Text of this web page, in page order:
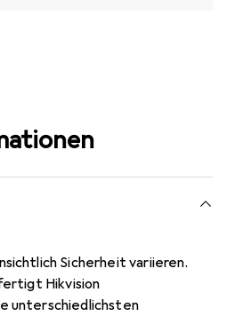
Sicherheit variieren.
Hikvision
unterschiedlichsten